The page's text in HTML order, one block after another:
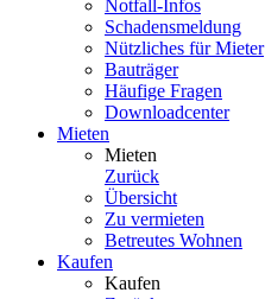
Notfall-Infos
Schadensmeldung
Nützliches für Mieter
Bauträger
Häufige Fragen
Downloadcenter
Mieten
Mieten
Zurück
Übersicht
Zu vermieten
Betreutes Wohnen
Kaufen
Kaufen